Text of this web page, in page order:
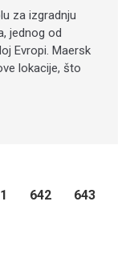
za izgradnju
jednog od
Evropi. Maersk
lokacije, što
642
643